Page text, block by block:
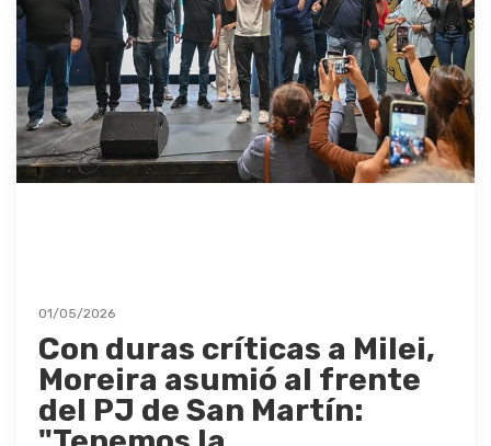
01/05/2026
Con duras críticas a Milei,
Moreira asumió al frente
del PJ de San Martín: